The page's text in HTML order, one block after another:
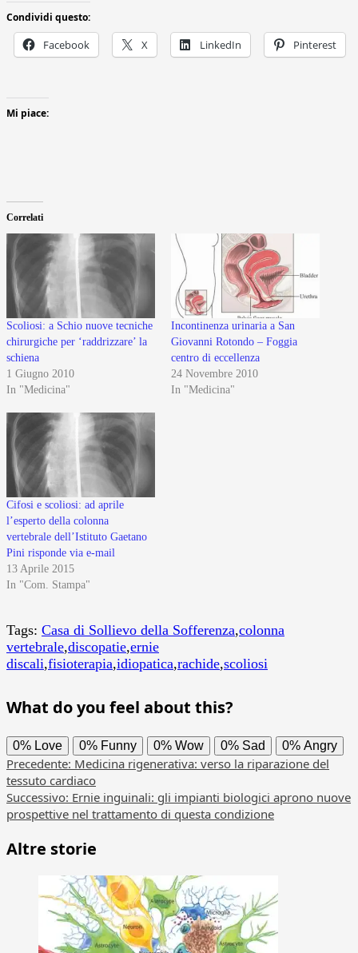
Condividi questo:
Facebook X LinkedIn Pinterest
Mi piace:
Correlati
Scoliosi: a Schio nuove tecniche
chirurgiche per ‘raddrizzare’ la
schiena
1 Giugno 2010
In "Medicina"
Incontinenza urinaria a San
Giovanni Rotondo – Foggia
centro di eccellenza
24 Novembre 2010
In "Medicina"
Cifosi e scoliosi: ad aprile
l’esperto della colonna
vertebrale dell’Istituto Gaetano
Pini risponde via e-mail
13 Aprile 2015
In "Com. Stampa"
Tags: Casa di Sollievo della Sofferenza,colonna
vertebrale,discopatie,ernie
discali,fisioterapia,idiopatica,rachide,scoliosi
What do you feel about this?
0% Love 0% Funny 0% Wow 0% Sad 0% Angry
Navigazione
articolo
Precedente: Medicina rigenerativa: verso la riparazione del
tessuto cardiaco
Successivo: Ernie inguinali: gli impianti biologici aprono nuove
prospettive nel trattamento di questa condizione
Altre storie